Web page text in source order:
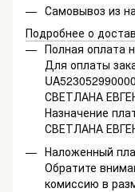
Самовывоз из
Подробнее о
Полная оплата
Для оплаты
СВЕТЛАНА
Назначение
СВЕТЛАНА
Наложенный
Обратите
комиссию в